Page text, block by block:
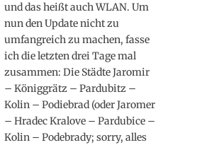
und das heißt auch WLAN. Um
nun den Update nicht zu
umfangreich zu machen, fasse
ich die letzten drei Tage mal
zusammen: Die Städte Jaromir
– Königgrätz – Pardubitz –
Kolin – Podiebrad (oder Jaromer
– Hradec Kralove – Pardubice –
Kolin – Podebrady; sorry, alles